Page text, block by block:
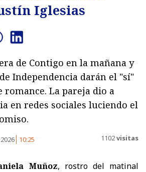
Iglesias
de Contigo en la mañana y
Independencia darán el "sí"
romance. La pareja dio a
en redes sociales luciendo el
10:25 1102visitas
Muñoz, rostro del matinal